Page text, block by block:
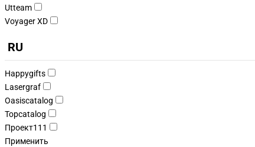
Utteam
Voyager XD
RU
Happygifts
Lasergraf
Oasiscatalog
Topcatalog
Проект111
Применить